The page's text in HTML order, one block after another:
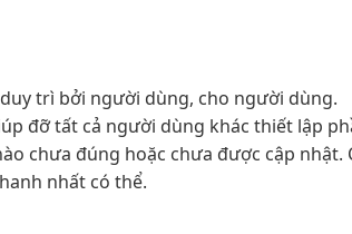
trì bởi người dùng, cho người dùng.
đỡ tất cả người dùng khác thiết lập
chưa đúng hoặc chưa được cập nhật.
nhất có thể.